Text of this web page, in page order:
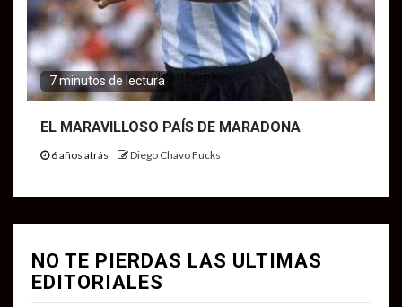
7 minutos de lectura
EL MARAVILLOSO PAÍS DE MARADONA
6 años atrás Diego Chavo Fucks
NO TE PIERDAS LAS ULTIMAS
EDITORIALES